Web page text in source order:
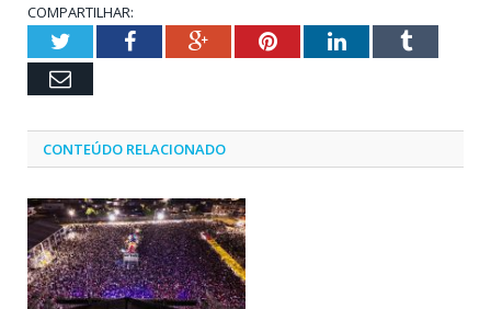
COMPARTILHAR:
TwitterFacebookGoogle+PinterestLinkedInTumblr
Email
CONTEÚDO RELACIONADO